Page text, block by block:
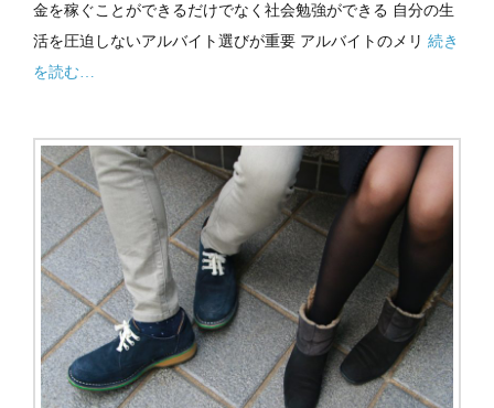
金を稼ぐことができるだけでなく社会勉強ができる 自分の生
活を圧迫しないアルバイト選びが重要 アルバイトのメリ 続き
を読む…